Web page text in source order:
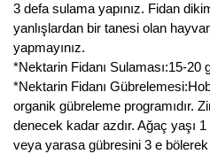
3 defa sulama yapınız. Fidan
yanlışlardan bir tanesi olan
yapmayınız.
*Nektarin Fidanı Sulaması:15-20
*Nektarin Fidanı
organik gübreleme programıdır.
denecek kadar azdır. Ağaç yaşı
veya yarasa gübresini 3 e bölerek